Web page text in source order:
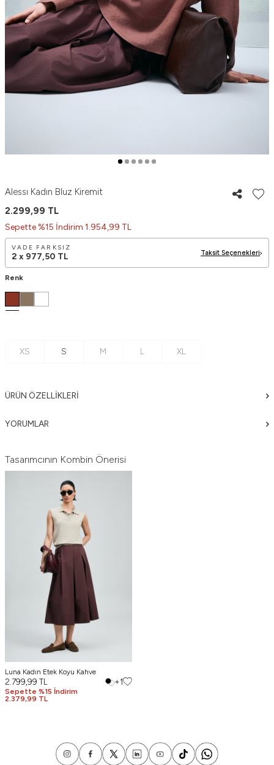
Alessı Kadın Bluz Kiremit
2.299,99 TL
Sepette %15 İndirim 1.954,99 TL
VADE FARKSIZ
2 x 977,50 TL Taksit Seçenekleri
Renk
XS S M L XL
ÜRÜN ÖZELLIKLERI
YORUMLAR
Tasarımcının Kombin Önerisi
Luna Kadın Etek Koyu Kahve
2.799,99 TL
Sepette %15 İndirim
2.379,99 TL
+1